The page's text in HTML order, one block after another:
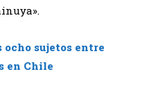
ocho sujetos entre
en Chile